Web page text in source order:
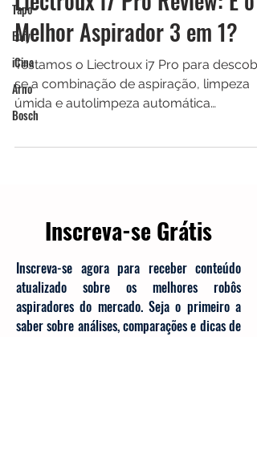
Tapo
Eufy
iCina
Arno
Bosch
Liectroux i7 Pro Review: É o
Melhor Aspirador 3 em 1?
Testamos o Liectroux i7 Pro para
se a combinação de aspiração, limpeza
realmente faz diferença no dia a dia. Veja
Inscreva-se Grátis
Inscreva-se agora para receber conteúdo
atualizado sobre os melhores robôs
aspiradores do mercado. Seja o primeiro a